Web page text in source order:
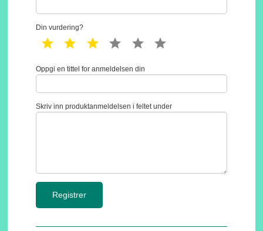
Din vurdering?
1 star 2 star 3 star 4 star 5 star
Oppgi en tittel for anmeldelsen din
Skriv inn produktanmeldelsen i feltet under